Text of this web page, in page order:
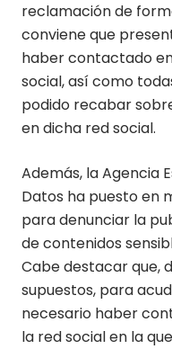
reclamación de
conviene que
haber contactado
social, así como
podido recabar
en dicha red social.
Además, la Agencia
Datos ha puesto en
para denunciar la
de contenidos
Cabe destacar que,
supuestos, para
necesario haber
la red social en la